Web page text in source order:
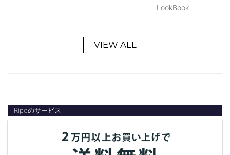
LookBook
VIEW ALL
Ripoのサービス